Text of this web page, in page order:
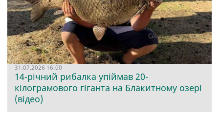
31.07.2026 16:00
14-річний рибалка упіймав 20-
кілограмового гіганта на Блакитному озері
(відео)